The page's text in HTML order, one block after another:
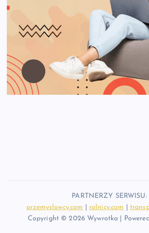
PARTNERZY SERWISU:
przemyslowcy.com
rolnicy.com
Copyright © 2026 Wywrotka |